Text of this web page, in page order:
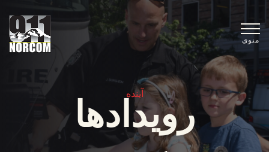
منوی
آینده
رویدادها